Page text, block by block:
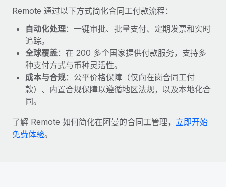
six-month project with a dedicated team....
了解更多
Remote 通过以下方式简化合同工付款流程：
自动化处理：一键审批、批量支付、定期发票和实时
追踪。
全球覆盖：在 200 多个国家提供付款服务，支持多
种支付方式与币种灵活性。
成本与合规：公平价格保障（仅向在岗合同工付
款）、内置合规保障以遵循地区法规，以及本地化合
同。
了解 Remote 如何简化在阿曼的合同工管理， 立即开始
免费体验。